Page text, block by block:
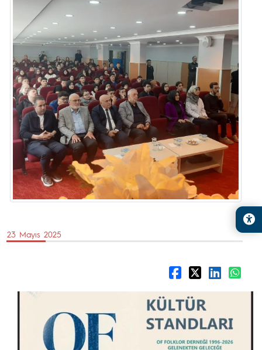
23 Mayıs 2025